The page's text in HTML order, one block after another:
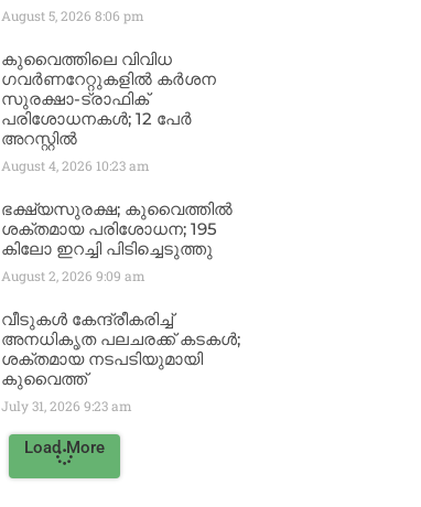
August 5, 2026 8:06 pm
കുവൈത്തിലെ വിവിധ
ഗവർണറേറ്റുകളിൽ കർശന
സുരക്ഷാ-ട്രാഫിക്
പരിശോധനകൾ; 12 പേർ
അറസ്റ്റിൽ
August 4, 2026 10:23 am
ഭക്ഷ്യസുരക്ഷ; കുവൈത്തിൽ
ശക്തമായ പരിശോധന; 195
കിലോ ഇറച്ചി പിടിച്ചെടുത്തു
August 2, 2026 9:09 am
വീടുകൾ കേന്ദ്രീകരിച്ച്
അനധികൃത പലചരക്ക് കടകൾ;
ശക്തമായ നടപടിയുമായി
കുവൈത്ത്
July 31, 2026 9:23 am
Load More